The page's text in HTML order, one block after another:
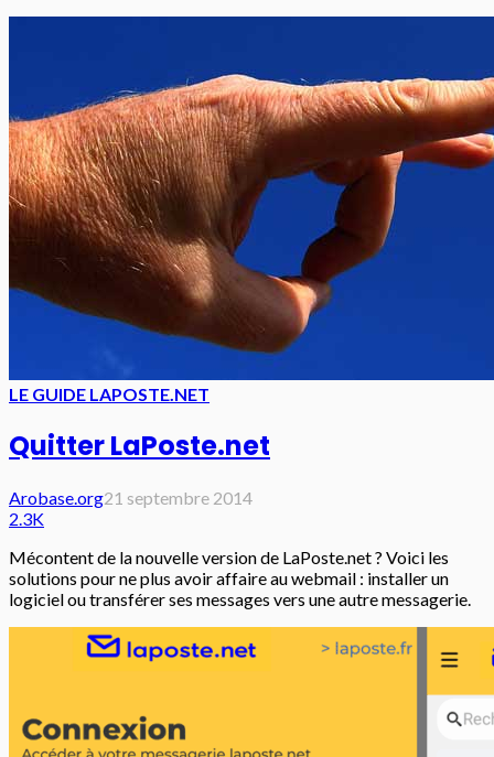
LE GUIDE LAPOSTE.NET
Quitter LaPoste.net
Arobase.org21 septembre 2014
2.3K
Mécontent de la nouvelle version de LaPoste.net ? Voici les
solutions pour ne plus avoir affaire au webmail : installer un
logiciel ou transférer ses messages vers une autre messagerie.